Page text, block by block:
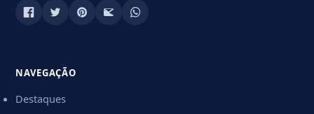
NAVEGAÇÃO
Destaques